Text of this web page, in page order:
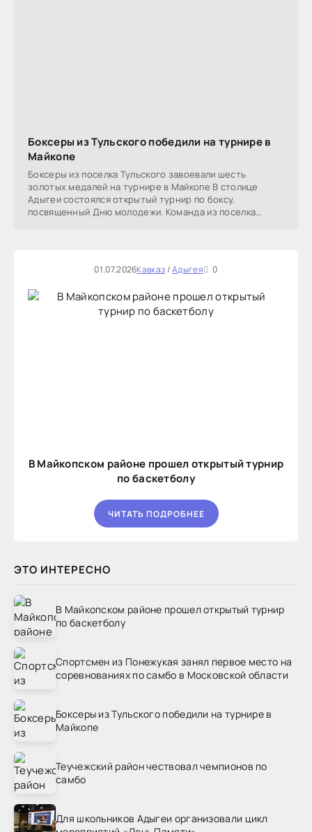
Боксеры из Тульского победили на турнире в
Майкопе
Боксеры из поселка Тульского завоевали шесть
золотых медалей на турнире в Майкопе В столице
Адыгеи состоялся открытый турнир по боксу,
посвященный Дню молодежи. Команда из поселка
01.07.2026Кавказ/Адыгея 0
В Майкопском районе прошел открытый турнир
по баскетболу
ЧИТАТЬ ПОДРОБНЕЕ
ЭТО ИНТЕРЕСНО
В Майкопском районе прошел открытый турнир
по баскетболу
Спортсмен из Понежукая занял первое место на
соревнованиях по самбо в Московской области
Боксеры из Тульского победили на турнире в
Майкопе
Теучежский район чествовал чемпионов по
самбо
Для школьников Адыгеи организовали цикл